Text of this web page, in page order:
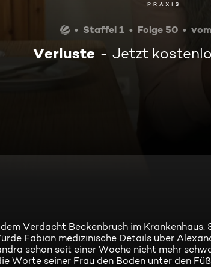
Staffel 1 Folge 50
Verluste Jetzt
Verdacht Beckenbruch im Krankenhaus.
Fabian medizinische Details über
schon seit einer Woche nicht mehr
Worte seiner Frau den Boden unter den